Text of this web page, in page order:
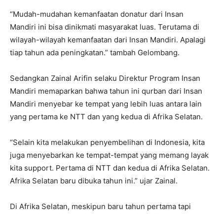
“Mudah-mudahan kemanfaatan donatur dari Insan
Mandiri ini bisa dinikmati masyarakat luas. Terutama di
wilayah-wilayah kemanfaatan dari Insan Mandiri. Apalagi
tiap tahun ada peningkatan.” tambah Gelombang.
Sedangkan Zainal Arifin selaku Direktur Program Insan
Mandiri memaparkan bahwa tahun ini qurban dari Insan
Mandiri menyebar ke tempat yang lebih luas antara lain
yang pertama ke NTT dan yang kedua di Afrika Selatan.
“Selain kita melakukan penyembelihan di Indonesia, kita
juga menyebarkan ke tempat-tempat yang memang layak
kita support. Pertama di NTT dan kedua di Afrika Selatan.
Afrika Selatan baru dibuka tahun ini.” ujar Zainal.
Di Afrika Selatan, meskipun baru tahun pertama tapi